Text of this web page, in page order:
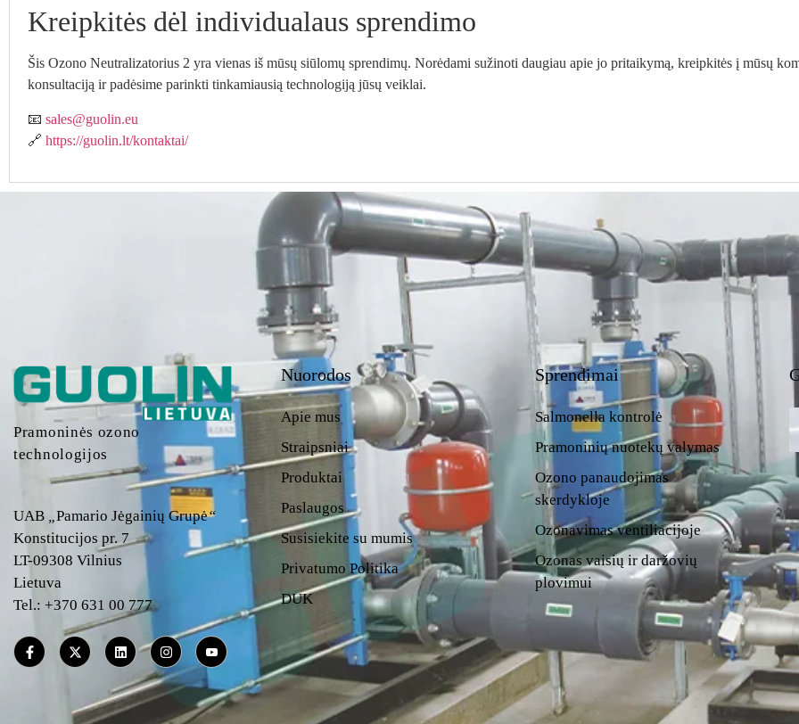
Kreipkitės dėl individualaus sprendimo
Šis Ozono Neutralizatorius 2 yra vienas iš mūsų siūlomų sprendimų. Norėdami sužinoti daugiau apie jo pritaikymą, kreipkitės į mūsų
konsultaciją ir padėsime parinkti tinkamiausią technologiją jūsų veiklai.
📧 sales@guolin.eu
🔗 https://guolin.lt/kontaktai/
Pramoninės ozono
technologijos
UAB „Pamario Jėgainių Grupė“
Konstitucijos pr. 7
LT-09308 Vilnius
Lietuva
Tel.: +370 631 00 777
Nuorodos
Apie mus
Straipsniai
Produktai
Paslaugos
Susisiekite su mumis
Privatumo Politika
DUK
Sprendimai
Salmonella kontrolė
Pramoninių nuotekų valymas
Ozono panaudojimas
skerdykloje
Ozonavimas ventiliacijoje
Ozonas vaisių ir daržovių
plovimui